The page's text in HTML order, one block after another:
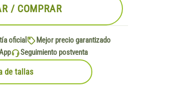
/ COMPRAR
oficial
Mejor precio garantizado
Seguimiento postventa
de tallas